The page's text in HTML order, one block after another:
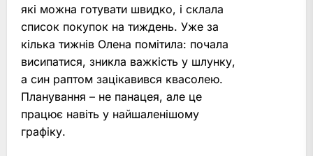
які можна готувати швидко, і склала
список покупок на тиждень. Уже за
кілька тижнів Олена помітила: почала
висипатися, зникла важкість у шлунку,
а син раптом зацікавився квасолею.
Планування – не панацея, але це
працює навіть у найшаленішому
графіку.